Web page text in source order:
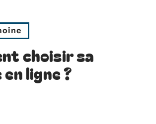
choisir sa
ligne ?